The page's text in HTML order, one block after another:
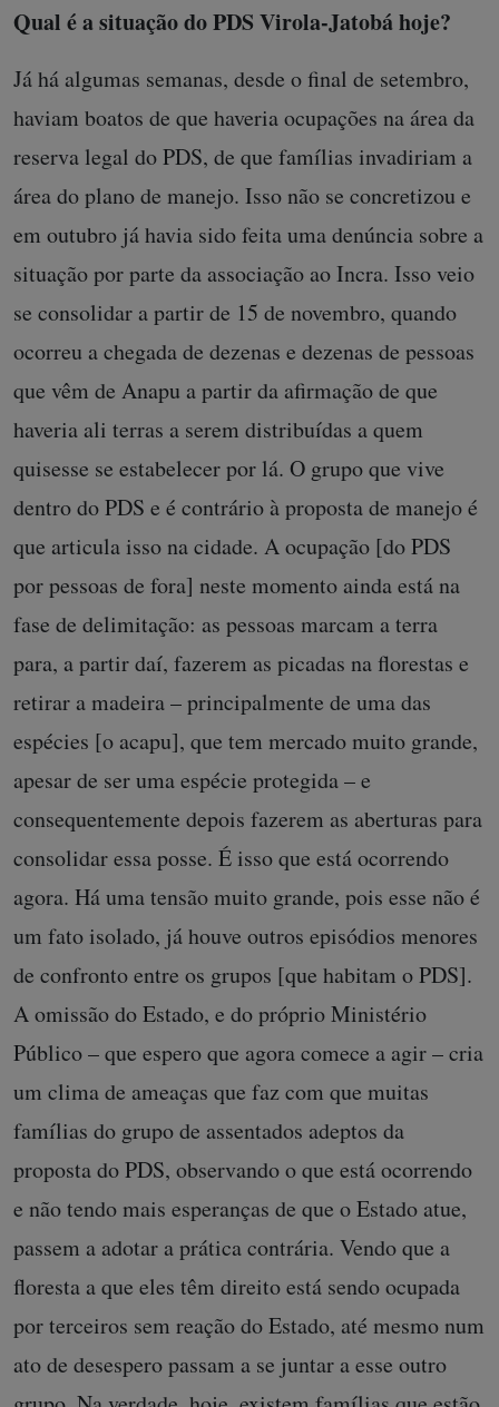
Qual é a situação do PDS Virola-Jatobá hoje?
Já há algumas semanas, desde o final de setembro,
haviam boatos de que haveria ocupações na área da
reserva legal do PDS, de que famílias invadiriam a
área do plano de manejo. Isso não se concretizou e
em outubro já havia sido feita uma denúncia sobre a
situação por parte da associação ao Incra. Isso veio
se consolidar a partir de 15 de novembro, quando
ocorreu a chegada de dezenas e dezenas de pessoas
que vêm de Anapu a partir da afirmação de que
haveria ali terras a serem distribuídas a quem
quisesse se estabelecer por lá. O grupo que vive
dentro do PDS e é contrário à proposta de manejo é
que articula isso na cidade. A ocupação [do PDS
por pessoas de fora] neste momento ainda está na
fase de delimitação: as pessoas marcam a terra
para, a partir daí, fazerem as picadas na florestas e
retirar a madeira – principalmente de uma das
espécies [o acapu], que tem mercado muito grande,
apesar de ser uma espécie protegida – e
consequentemente depois fazerem as aberturas para
consolidar essa posse. É isso que está ocorrendo
agora. Há uma tensão muito grande, pois esse não é
um fato isolado, já houve outros episódios menores
de confronto entre os grupos [que habitam o PDS].
A omissão do Estado, e do próprio Ministério
Público – que espero que agora comece a agir – cria
um clima de ameaças que faz com que muitas
famílias do grupo de assentados adeptos da
proposta do PDS, observando o que está ocorrendo
e não tendo mais esperanças de que o Estado atue,
passem a adotar a prática contrária. Vendo que a
floresta a que eles têm direito está sendo ocupada
por terceiros sem reação do Estado, até mesmo num
ato de desespero passam a se juntar a esse outro